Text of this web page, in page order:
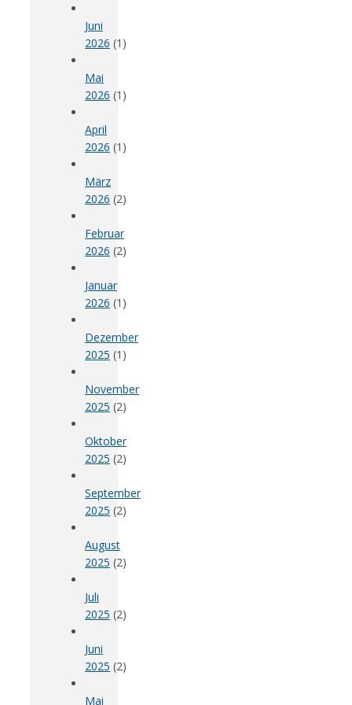
Juni
2026 (1)
Mai
2026 (1)
April
2026 (1)
März
2026 (2)
Februar
2026 (2)
Januar
2026 (1)
Dezember
2025 (1)
November
2025 (2)
Oktober
2025 (2)
September
2025 (2)
August
2025 (2)
Juli
2025 (2)
Juni
2025 (2)
Mai